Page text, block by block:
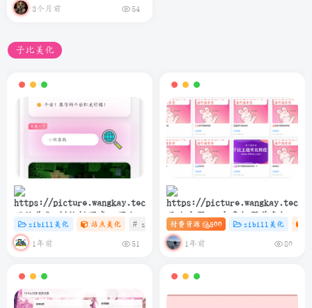
的Al课程
3个月前 54
子比美化
网站美化-侧边栏百度一下小卡
片协助SEO
zibill美化 站点美化 # zibll # C # 设计
1年前 51
子比主题 – 文章标题前角标扫
光样式[优化版]
付费资源 500 zibill美化
1年前 80